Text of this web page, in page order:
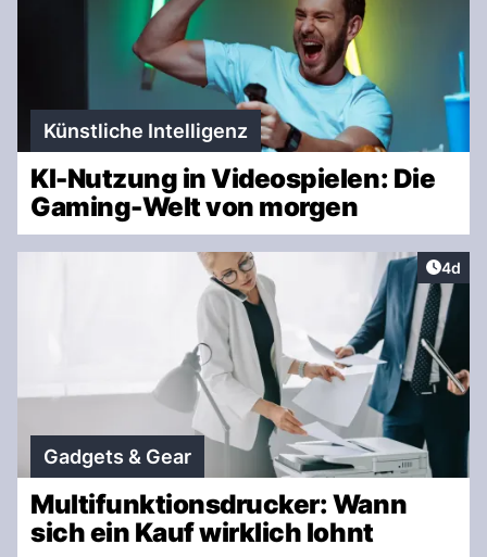
Künstliche Intelligenz
KI-Nutzung in Videospielen: Die
Gaming-Welt von morgen
4d
Gadgets & Gear
Multifunktionsdrucker: Wann
sich ein Kauf wirklich lohnt